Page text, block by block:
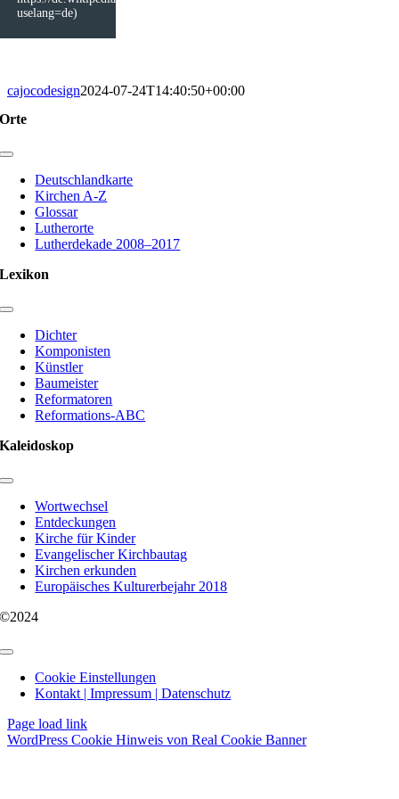
uselang=de)
cajocodesign2024-07-24T14:40:50+00:00
Orte
Toggle
NavigationDeutschlandkarte
Kirchen A-Z
Glossar
Lutherorte
Lutherdekade 2008–2017
Lexikon
Toggle
Navigation
Dichter
Komponisten
Künstler
Baumeister
Reformatoren
Reformations-ABC
Kaleidoskop
Toggle
NavigationWortwechsel
Entdeckungen
Kirche für Kinder
Evangelischer Kirchbautag
Kirchen erkunden
Europäisches Kulturerbejahr 2018
©2024
Toggle
NavigationCookie Einstellungen
Kontakt | Impressum | Datenschutz
Page load link
WordPress Cookie Hinweis von Real Cookie Banner